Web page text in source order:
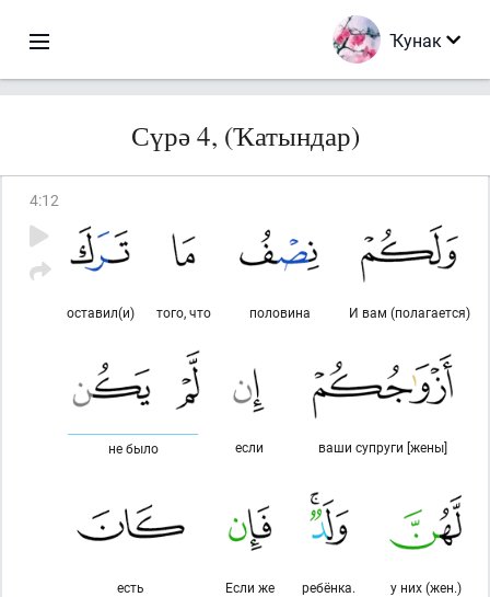
Ҡунак
Сүрә 4, (Ҡатындар)
4:12
И вам (полагается)
половина
того, что
оставил(и)
ваши супруги [жены]
если
не было
у них (жен.)
ребёнка.
Если же
есть